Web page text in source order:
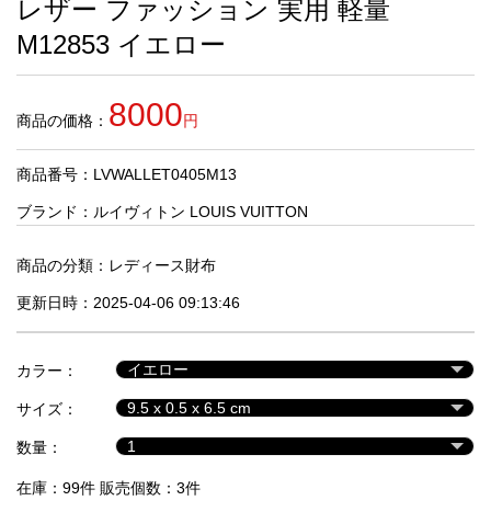
す
す
め
商
人
気
商
セ
ル
品
レザー ファッション 実用 軽量
M12853 イエロー
商品の価格： 8000円
商品番号：LVWALLET0405M13
ブランド： ルイヴィトン LOUIS VUITTON
商品の分類： レディース財布
更新日時：2025-04-06 09:13:46
カラー：
サイズ：
数量：
在庫：99件 販売個数：3件